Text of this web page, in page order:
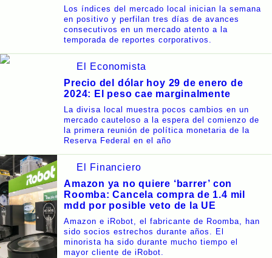
Los índices del mercado local inician la semana
en positivo y perfilan tres días de avances
consecutivos en un mercado atento a la
temporada de reportes corporativos.
El Economista
Precio del dólar hoy 29 de enero de
2024: El peso cae marginalmente
La divisa local muestra pocos cambios en un
mercado cauteloso a la espera del comienzo de
la primera reunión de política monetaria de la
Reserva Federal en el año
El Financiero
Amazon ya no quiere ‘barrer’ con
Roomba: Cancela compra de 1.4 mil
mdd por posible veto de la UE
Amazon e iRobot, el fabricante de Roomba, han
sido socios estrechos durante años. El
minorista ha sido durante mucho tiempo el
mayor cliente de iRobot.